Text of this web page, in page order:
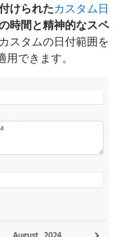
けられたカスタム日
時間と精神的なスペ
スタムの日付範囲を
できます。